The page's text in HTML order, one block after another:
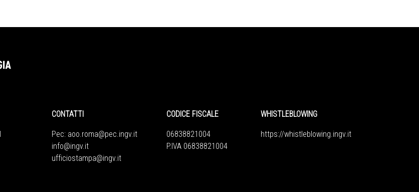
CONTATTI
Pec: aoo.roma@pec.ingv.it
info@ingv.it
ufficiostampa@ingv.it
CODICE FISCALE
06838821004
P.IVA 06838821004
WHISTLEBLOWING
https://whistleblowing.ingv.it